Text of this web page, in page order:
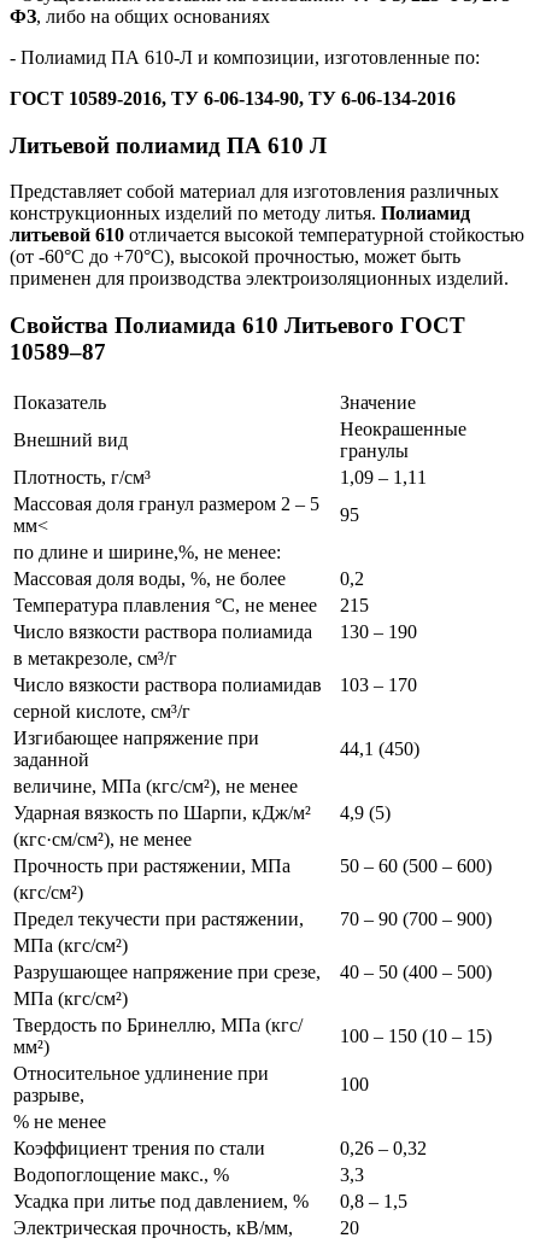
ФЗ, либо на общих основаниях
- Полиамид ПА 610-Л и композиции, изготовленные по:
ГОСТ 10589-2016, ТУ 6-06-134-90, ТУ 6-06-134-2016
Литьевой полиамид ПА 610 Л
Представляет собой материал для изготовления различных
конструкционных изделий по методу литья. Полиамид
литьевой 610 отличается высокой температурной стойкостью
(от -60°С до +70°С), высокой прочностью, может быть
применен для производства электроизоляционных изделий.
Свойства Полиамида 610 Литьевого ГОСТ
10589‒87
Показатель
Значение
Внешний вид
Неокрашенные
гранулы
Плотность, г/см³
1,09 ‒ 1,11
Массовая доля гранул размером 2 ‒ 5
мм<
95
по длине и ширине,%, не менее:
Массовая доля воды, %, не более
0,2
Температура плавления °С, не менее
215
Число вязкости раствора полиамида
130 ‒ 190
в метакрезоле, см³/г
Число вязкости раствора полиамидав
103 ‒ 170
серной кислоте, см³/г
Изгибающее напряжение при
заданной
44,1 (450)
величине, МПа (кгс/см²), не менее
Ударная вязкость по Шарпи, кДж/м²
4,9 (5)
(кгс·см/см²), не менее
Прочность при растяжении, МПа
50 ‒ 60 (500 ‒ 600)
(кгс/см²)
Предел текучести при растяжении,
70 ‒ 90 (700 ‒ 900)
МПа (кгс/см²)
Разрушающее напряжение при срезе,
40 ‒ 50 (400 ‒ 500)
МПа (кгс/см²)
Твердость по Бринеллю, МПа (кгс/
мм²)
100 ‒ 150 (10 ‒ 15)
Относительное удлинение при
разрыве,
100
% не менее
Коэффициент трения по стали
0,26 ‒ 0,32
Водопоглощение макс., %
3,3
Усадка при литье под давлением, %
0,8 ‒ 1,5
Электрическая прочность, кВ/мм,
20